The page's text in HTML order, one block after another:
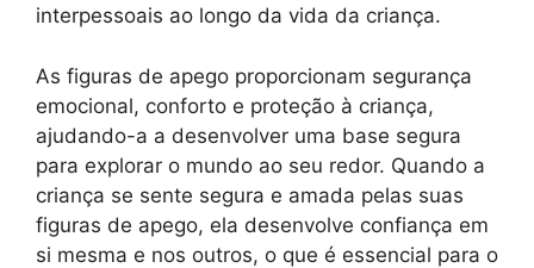
interpessoais ao longo da vida da criança.
As figuras de apego proporcionam segurança
emocional, conforto e proteção à criança,
ajudando-a a desenvolver uma base segura
para explorar o mundo ao seu redor. Quando a
criança se sente segura e amada pelas suas
figuras de apego, ela desenvolve confiança em
si mesma e nos outros, o que é essencial para o